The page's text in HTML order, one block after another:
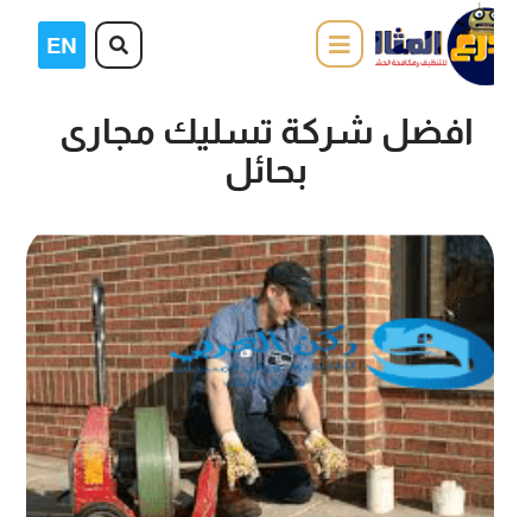
افضل شركة تسليك مجارى
بحائل